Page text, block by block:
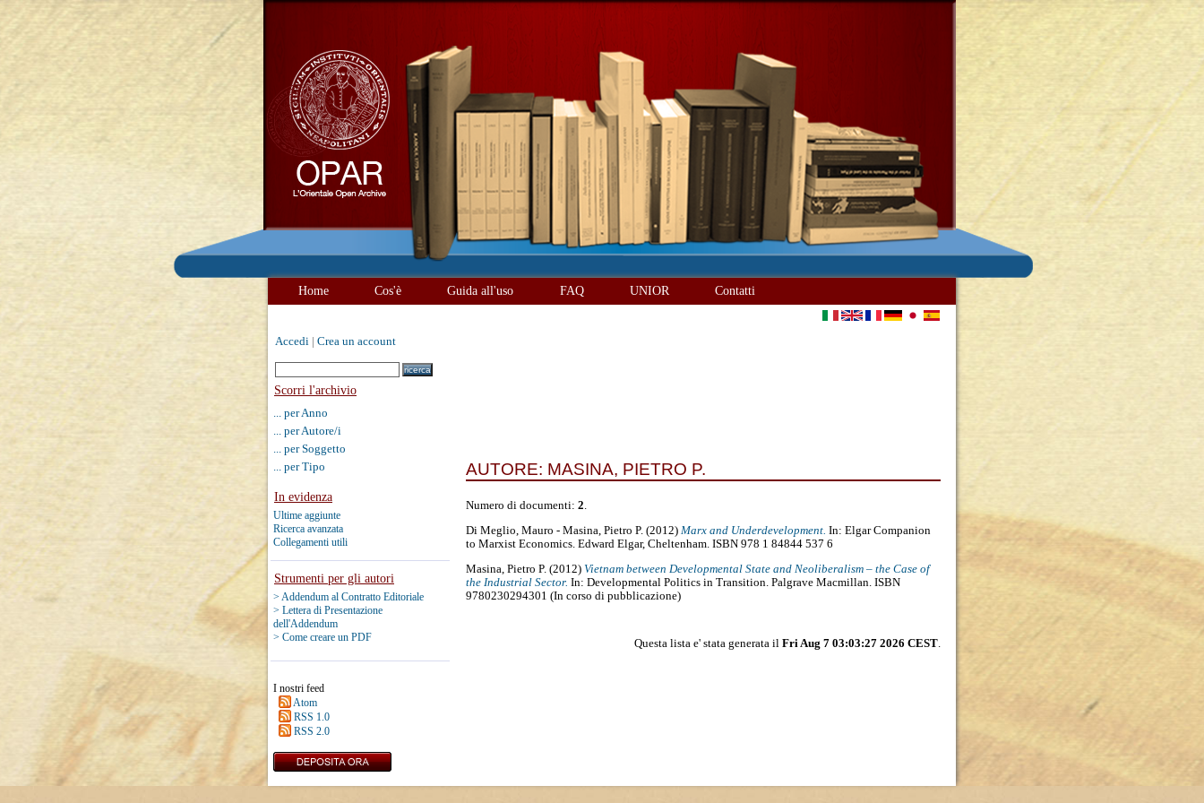
Home Cos'è Guida all'uso FAQ UNIOR Contatti
Accedi Crea un account
Scorri l'archivio
... per Anno
... per Autore/i
... per Soggetto
... per Tipo
In evidenza
Ultime aggiunte
Ricerca avanzata
Collegamenti utili
Strumenti per gli autori
> Addendum al Contratto Editoriale
> Lettera di Presentazione
dell'Addendum
> Come creare un PDF
I nostri feed
Atom
RSS 1.0
RSS 2.0
AUTORE: MASINA, PIETRO P.
Numero di documenti: 2.
Di Meglio, Mauro - Masina, Pietro P. (2012) Marx and Underdevelopment. In: Elgar Companion
to Marxist Economics. Edward Elgar, Cheltenham. ISBN 978 1 84844 537 6
Masina, Pietro P. (2012) Vietnam between Developmental State and Neoliberalism – the Case of
the Industrial Sector. In: Developmental Politics in Transition. Palgrave Macmillan. ISBN
9780230294301 (In corso di pubblicazione)
Questa lista e' stata generata il Fri Aug 7 03:03:27 2026 CEST.